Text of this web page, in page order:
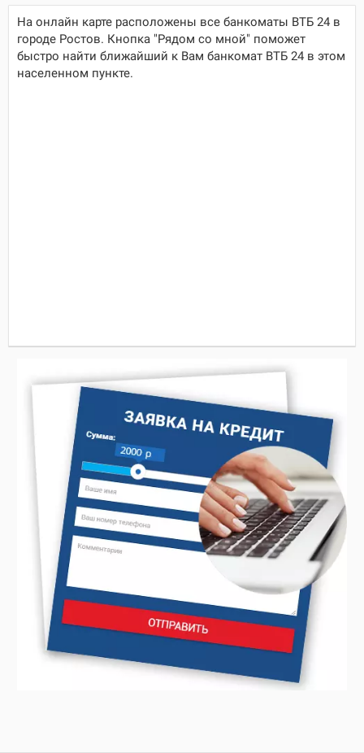
На онлайн карте расположены все банкоматы ВТБ 24 в
городе Ростов. Кнопка "Рядом со мной" поможет
быстро найти ближайший к Вам банкомат ВТБ 24 в этом
населенном пункте.